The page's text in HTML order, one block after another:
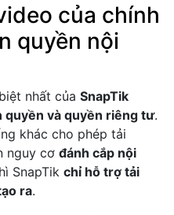
của chính
quyền nội
nhất của SnapTik
quyền và quyền riêng tư.
khác cho phép tải
nguy cơ đánh cắp nội
SnapTik chỉ hỗ trợ tải
ra.